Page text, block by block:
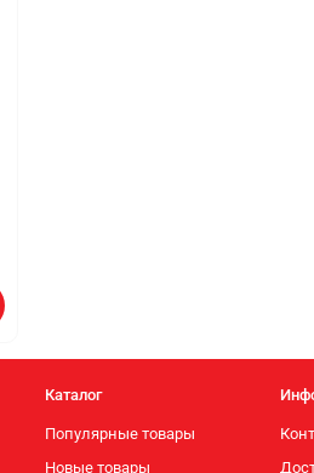
Каталог
Популярные товары
Новые товары